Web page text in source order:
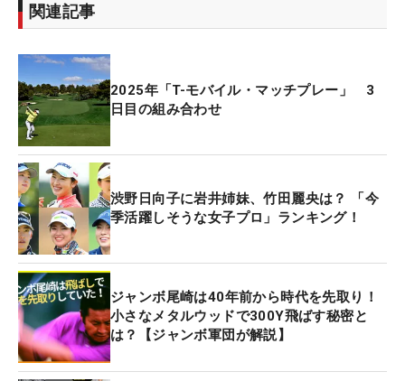
関連記事
2025年「T-モバイル・マッチプレー」 3
日目の組み合わせ
渋野日向子に岩井姉妹、竹田麗央は？ 「今
季活躍しそうな女子プロ」ランキング！
ジャンボ尾崎は40年前から時代を先取り！
小さなメタルウッドで300Y飛ばす秘密と
は？【ジャンボ軍団が解説】